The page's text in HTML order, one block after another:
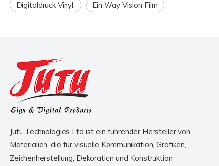
Digitaldruck Vinyl. Ein Way Vision Film
Jutu Technologies Ltd ist ein führender Hersteller von
Materialien, die für visuelle Kommunikation, Grafiken,
Zeichenherstellung, Dekoration und Konstruktion